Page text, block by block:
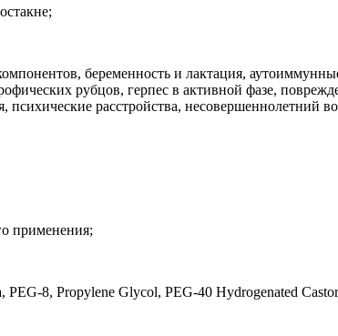
беременность и лактация,
рубцов, герпес в активной фазе,
расстройства, несовершеннолетний
применения;
8, Propylene Glycol, PEG-40 Hydrogenated